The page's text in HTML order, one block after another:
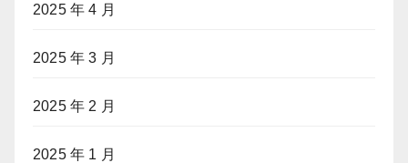
2025 年 4 月
2025 年 3 月
2025 年 2 月
2025 年 1 月